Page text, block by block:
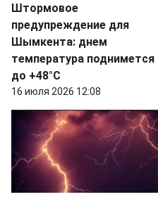
Штормовое
предупреждение для
Шымкента: днем
температура поднимется
до +48°C
16 июля 2026 12:08